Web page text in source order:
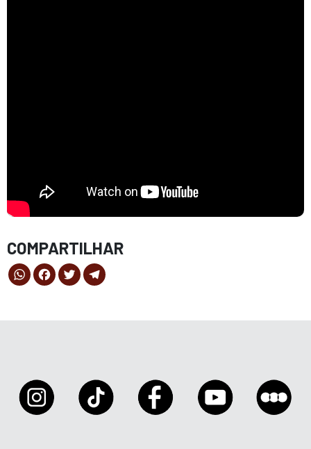
COMPARTILHAR
WhatsApp
Facebook
Twitter